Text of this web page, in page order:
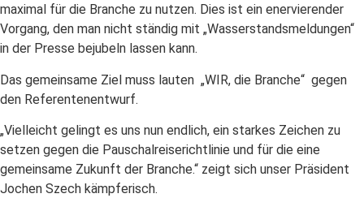
maximal für die Branche zu nutzen. Dies ist ein enervierender
Vorgang, den man nicht ständig mit „Wasserstandsmeldungen“
in der Presse bejubeln lassen kann.
Das gemeinsame Ziel muss lauten „WIR, die Branche“ gegen
den Referentenentwurf.
„Vielleicht gelingt es uns nun endlich, ein starkes Zeichen zu
setzen gegen die Pauschalreiserichtlinie und für die eine
gemeinsame Zukunft der Branche.“ zeigt sich unser Präsident
Jochen Szech kämpferisch.